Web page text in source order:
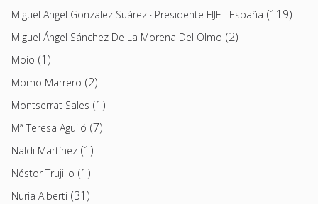
Miguel Angel Gonzalez Suárez · Presidente FIJET España (119)
Miguel Ángel Sánchez De La Morena Del Olmo (2)
Moio (1)
Momo Marrero (2)
Montserrat Sales (1)
Mª Teresa Aguiló (7)
Naldi Martínez (1)
Néstor Trujillo (1)
Nuria Alberti (31)